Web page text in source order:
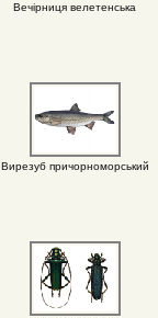
Вечірниця велетенська
Вирезуб причорноморський